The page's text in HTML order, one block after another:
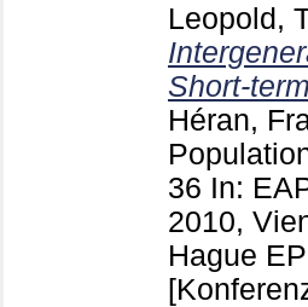
Leopold,
Short-
Héran,
36 In:
2010,
Hague